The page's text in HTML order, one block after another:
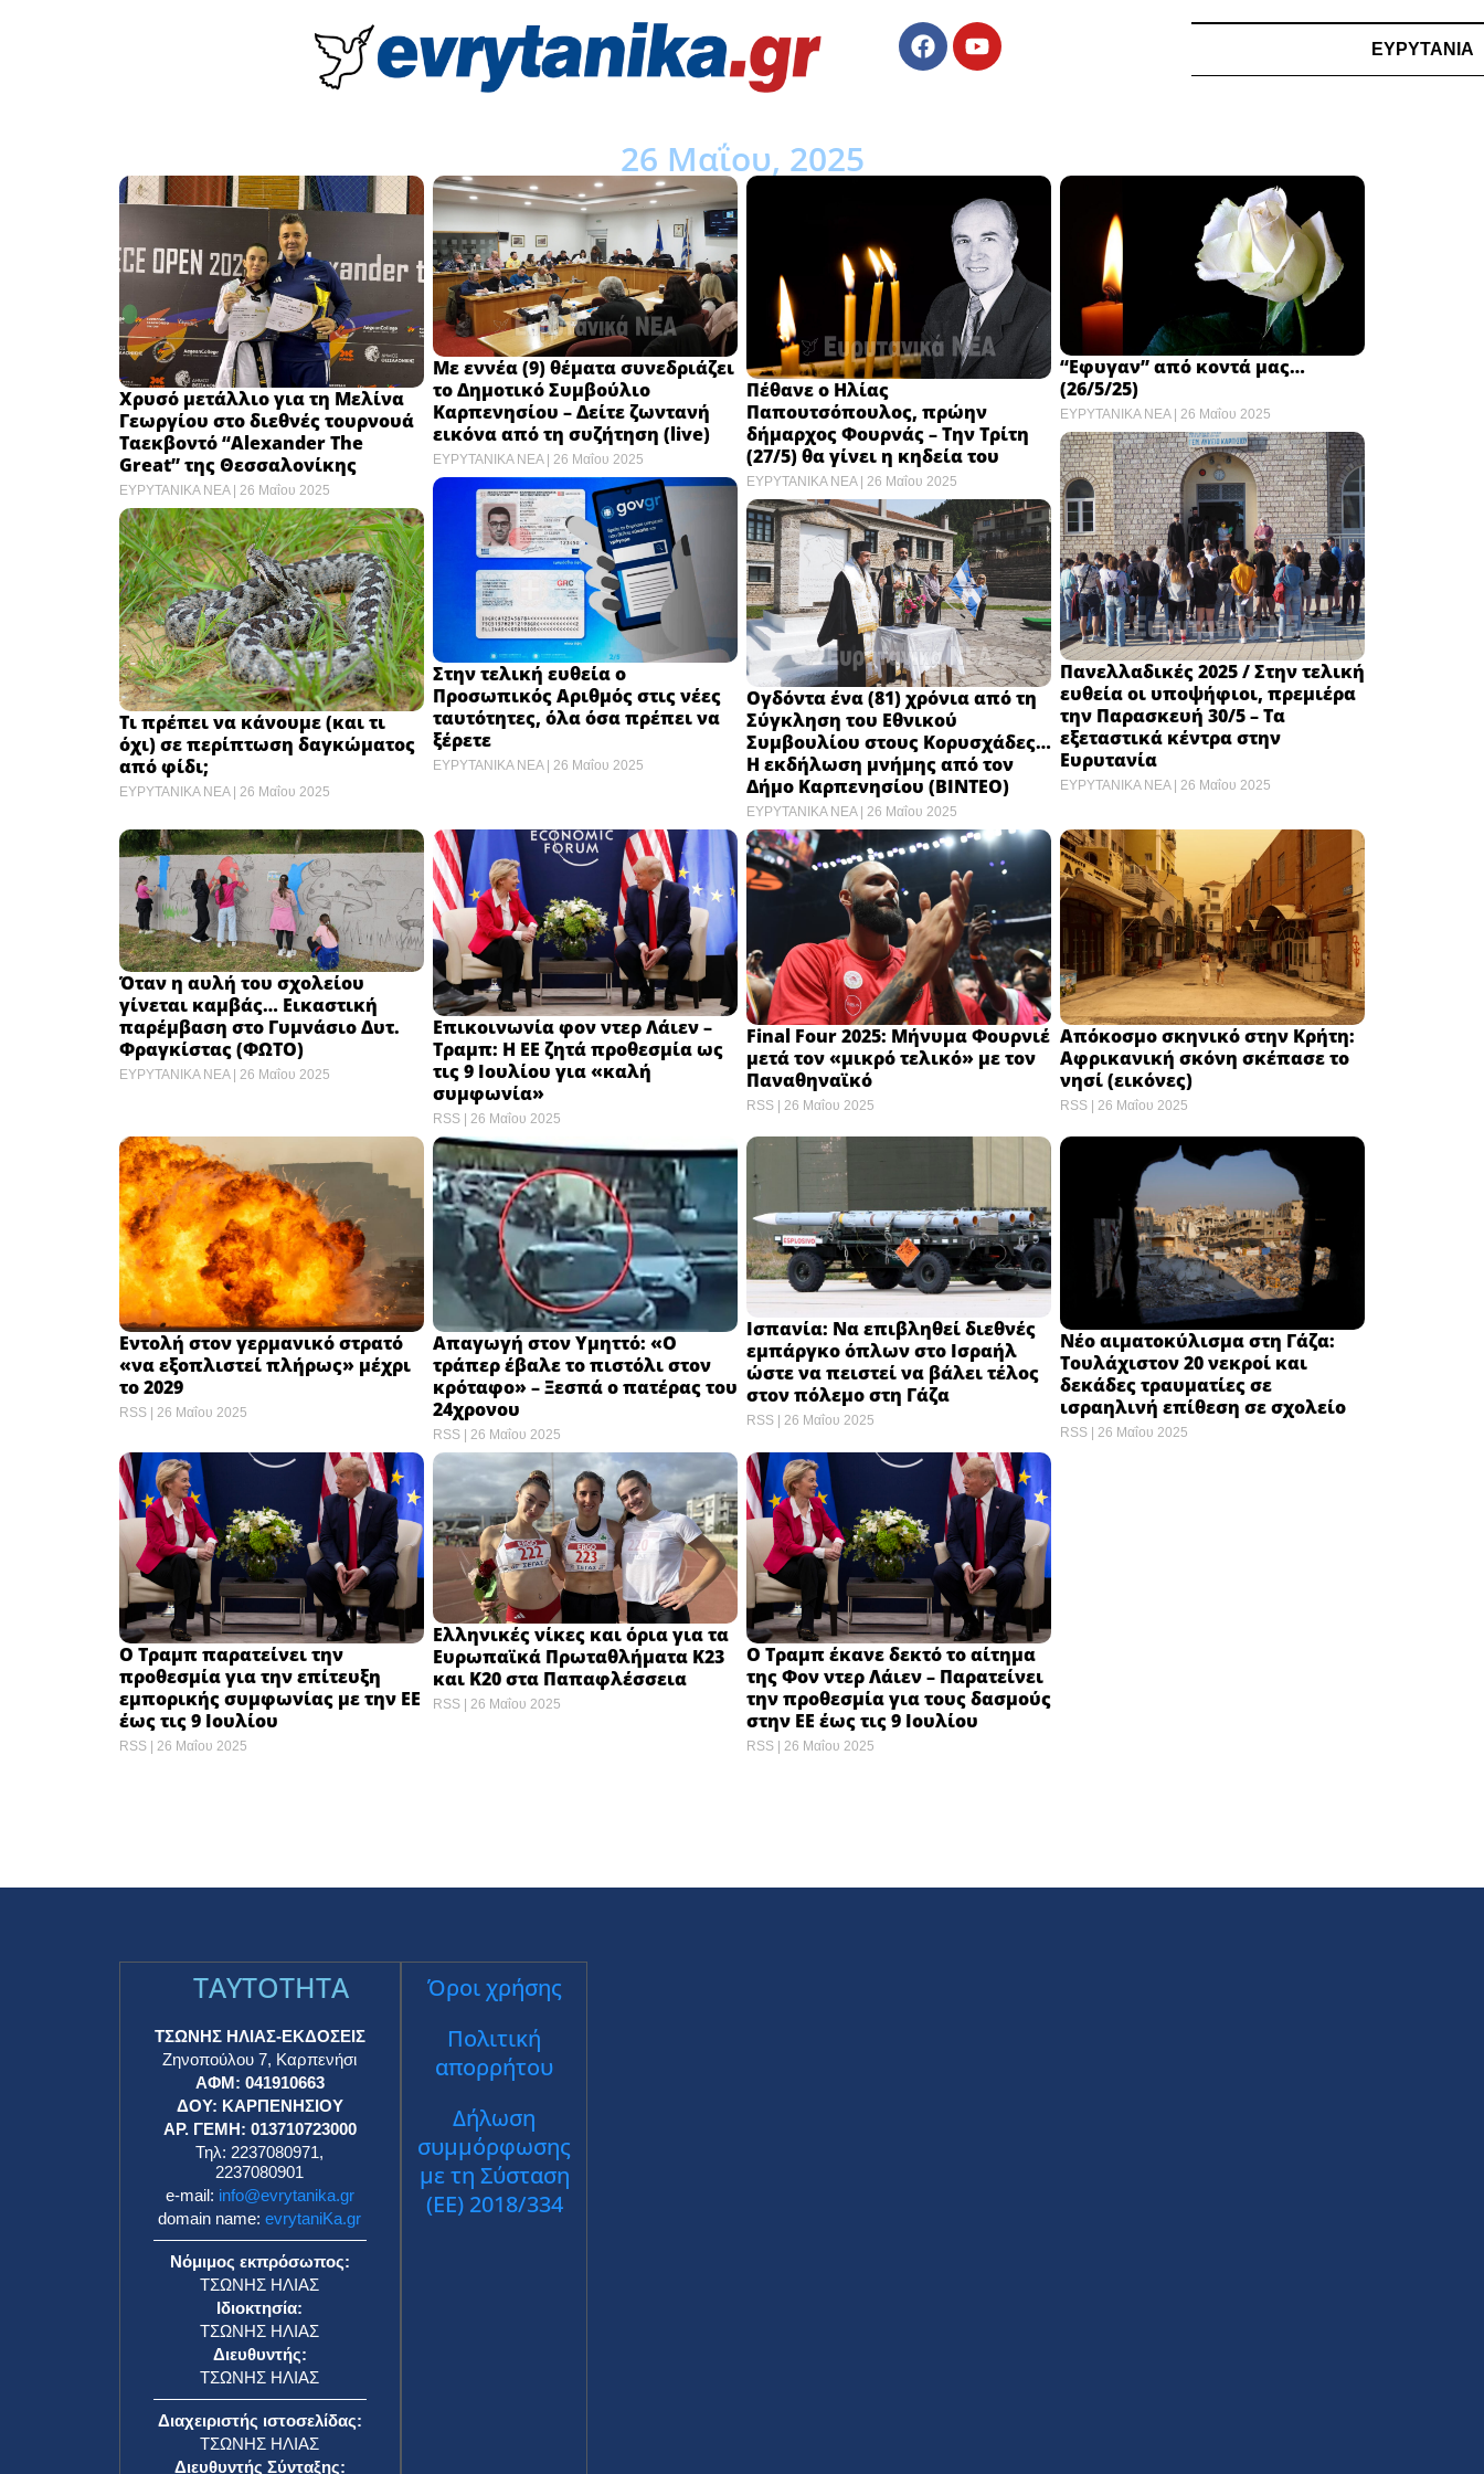
ΕΥΡΥΤΑΝΙΑ
26 Μαΐου, 2025
Χρυσό μετάλλιο για τη Μελίνα
Γεωργίου στο διεθνές τουρνουά
Ταεκβοντό “Alexander The
Great” της Θεσσαλονίκης
ΕΥΡΥΤΑΝΙΚΑ ΝΕΑ 26 Μαΐου 2025
Με εννέα (9) θέματα συνεδριάζει
το Δημοτικό Συμβούλιο
Καρπενησίου – Δείτε ζωντανή
εικόνα από τη συζήτηση (live)
ΕΥΡΥΤΑΝΙΚΑ ΝΕΑ 26 Μαΐου 2025
Πέθανε ο Ηλίας
Παπουτσόπουλος, πρώην
δήμαρχος Φουρνάς – Την Τρίτη
(27/5) θα γίνει η κηδεία του
ΕΥΡΥΤΑΝΙΚΑ ΝΕΑ 26 Μαΐου 2025
“Εφυγαν” από κοντά μας…
(26/5/25)
ΕΥΡΥΤΑΝΙΚΑ ΝΕΑ 26 Μαΐου 2025
Τι πρέπει να κάνουμε (και τι
όχι) σε περίπτωση δαγκώματος
από φίδι;
ΕΥΡΥΤΑΝΙΚΑ ΝΕΑ 26 Μαΐου 2025
Στην τελική ευθεία ο
Προσωπικός Αριθμός στις νέες
ταυτότητες, όλα όσα πρέπει να
ξέρετε
ΕΥΡΥΤΑΝΙΚΑ ΝΕΑ 26 Μαΐου 2025
Ογδόντα ένα (81) χρόνια από τη
Σύγκληση του Εθνικού
Συμβουλίου στους Κορυσχάδες…
Η εκδήλωση μνήμης από τον
Δήμο Καρπενησίου (ΒΙΝΤΕΟ)
ΕΥΡΥΤΑΝΙΚΑ ΝΕΑ 26 Μαΐου 2025
Πανελλαδικές 2025 / Στην τελική
ευθεία οι υποψήφιοι, πρεμιέρα
την Παρασκευή 30/5 – Τα
εξεταστικά κέντρα στην
Ευρυτανία
ΕΥΡΥΤΑΝΙΚΑ ΝΕΑ 26 Μαΐου 2025
Όταν η αυλή του σχολείου
γίνεται καμβάς… Εικαστική
παρέμβαση στο Γυμνάσιο Δυτ.
Φραγκίστας (ΦΩΤΟ)
ΕΥΡΥΤΑΝΙΚΑ ΝΕΑ 26 Μαΐου 2025
Επικοινωνία φον ντερ Λάιεν –
Τραμπ: Η ΕΕ ζητά προθεσμία ως
τις 9 Ιουλίου για «καλή
συμφωνία»
RSS 26 Μαΐου 2025
Final Four 2025: Μήνυμα Φουρνιέ
μετά τον «μικρό τελικό» με τον
Παναθηναϊκό
RSS 26 Μαΐου 2025
Απόκοσμο σκηνικό στην Κρήτη:
Αφρικανική σκόνη σκέπασε το
νησί (εικόνες)
RSS 26 Μαΐου 2025
Εντολή στον γερμανικό στρατό
«να εξοπλιστεί πλήρως» μέχρι
το 2029
RSS 26 Μαΐου 2025
Απαγωγή στον Υμηττό: «Ο
τράπερ έβαλε το πιστόλι στον
κρόταφο» – Ξεσπά ο πατέρας του
24χρονου
RSS 26 Μαΐου 2025
Ισπανία: Να επιβληθεί διεθνές
εμπάργκο όπλων στο Ισραήλ
ώστε να πειστεί να βάλει τέλος
στον πόλεμο στη Γάζα
RSS 26 Μαΐου 2025
Νέο αιματοκύλισμα στη Γάζα:
Τουλάχιστον 20 νεκροί και
δεκάδες τραυματίες σε
ισραηλινή επίθεση σε σχολείο
RSS 26 Μαΐου 2025
Ο Τραμπ παρατείνει την
προθεσμία για την επίτευξη
εμπορικής συμφωνίας με την ΕΕ
έως τις 9 Ιουλίου
RSS 26 Μαΐου 2025
Ελληνικές νίκες και όρια για τα
Ευρωπαϊκά Πρωταθλήματα Κ23
και Κ20 στα Παπαφλέσσεια
RSS 26 Μαΐου 2025
Ο Τραμπ έκανε δεκτό το αίτημα
της Φον ντερ Λάιεν – Παρατείνει
την προθεσμία για τους δασμούς
στην ΕΕ έως τις 9 Ιουλίου
RSS 26 Μαΐου 2025
TAYTOTHTA
ΤΣΩΝΗΣ ΗΛΙΑΣ-ΕΚΔΟΣΕΙΣ
Ζηνοπούλου 7, Καρπενήσι
ΑΦΜ: 041910663
ΔΟΥ: ΚΑΡΠΕΝΗΣΙΟΥ
ΑΡ. ΓΕΜΗ: 013710723000
Τηλ: 2237080971,
2237080901
e-mail: info@evrytanika.gr
domain name:evrytaniKa.gr
Νόμιμος εκπρόσωπος:
ΤΣΩΝΗΣ ΗΛΙΑΣ
Ιδιοκτησία:
ΤΣΩΝΗΣ ΗΛΙΑΣ
Διευθυντής:
ΤΣΩΝΗΣ ΗΛΙΑΣ
Διαχειριστής ιστοσελίδας:
ΤΣΩΝΗΣ ΗΛΙΑΣ
Διευθυντής Σύνταξης:
Όροι χρήσης
Πολιτική
απορρήτου
Δήλωση
συμμόρφωσης
με τη Σύσταση
(ΕΕ) 2018/334